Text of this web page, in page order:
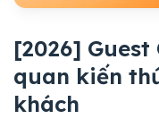
[2026] Guest
quan kiến
khách